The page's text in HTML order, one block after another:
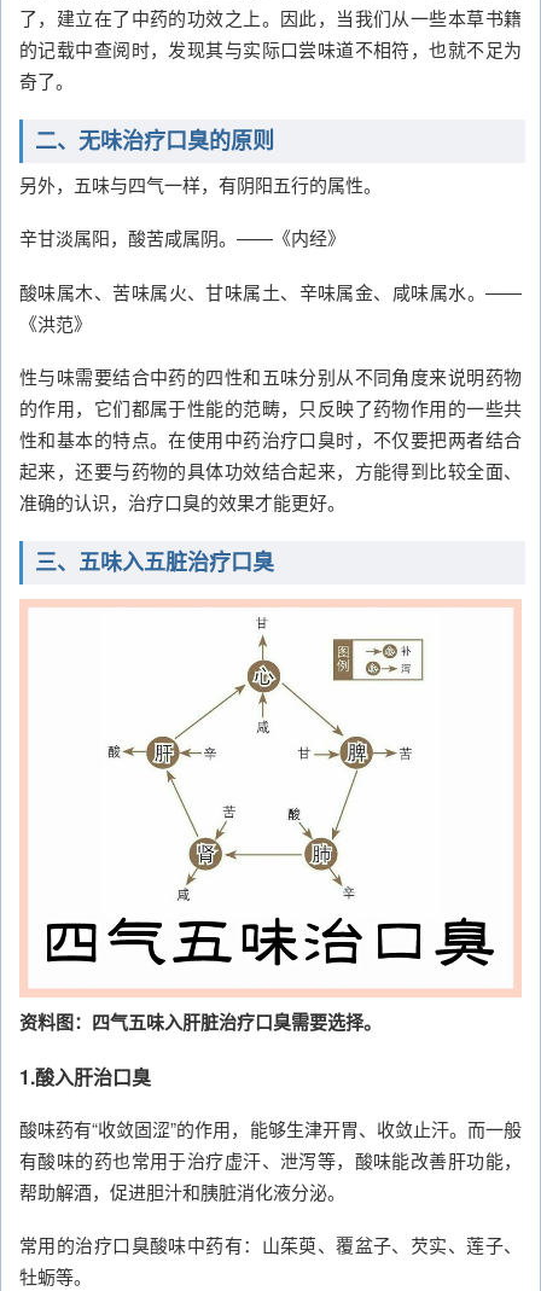
了，建立在了中药的功效之上。因此，当我们从一些本草书籍
的记载中查阅时，发现其与实际口尝味道不相符，也就不足为
奇了。
二、无味治疗口臭的原则
另外，五味与四气一样，有阴阳五行的属性。
辛甘淡属阳，酸苦咸属阴。——《内经》
酸味属木、苦味属火、甘味属土、辛味属金、咸味属水。——
《洪范》
性与味需要结合中药的四性和五味分别从不同角度来说明药物
的作用，它们都属于性能的范畴，只反映了药物作用的一些共
性和基本的特点。在使用中药治疗口臭时，不仅要把两者结合
起来，还要与药物的具体功效结合起来，方能得到比较全面、
准确的认识，治疗口臭的效果才能更好。
三、五味入五脏治疗口臭
资料图：四气五味入肝脏治疗口臭需要选择。
1.酸入肝治口臭
酸味药有“收敛固涩”的作用，能够生津开胃、收敛止汗。而一般
有酸味的药也常用于治疗虚汗、泄泻等，酸味能改善肝功能，
帮助解酒，促进胆汁和胰脏消化液分泌。
常用的治疗口臭酸味中药有：山茱萸、覆盆子、芡实、莲子、
牡蛎等。